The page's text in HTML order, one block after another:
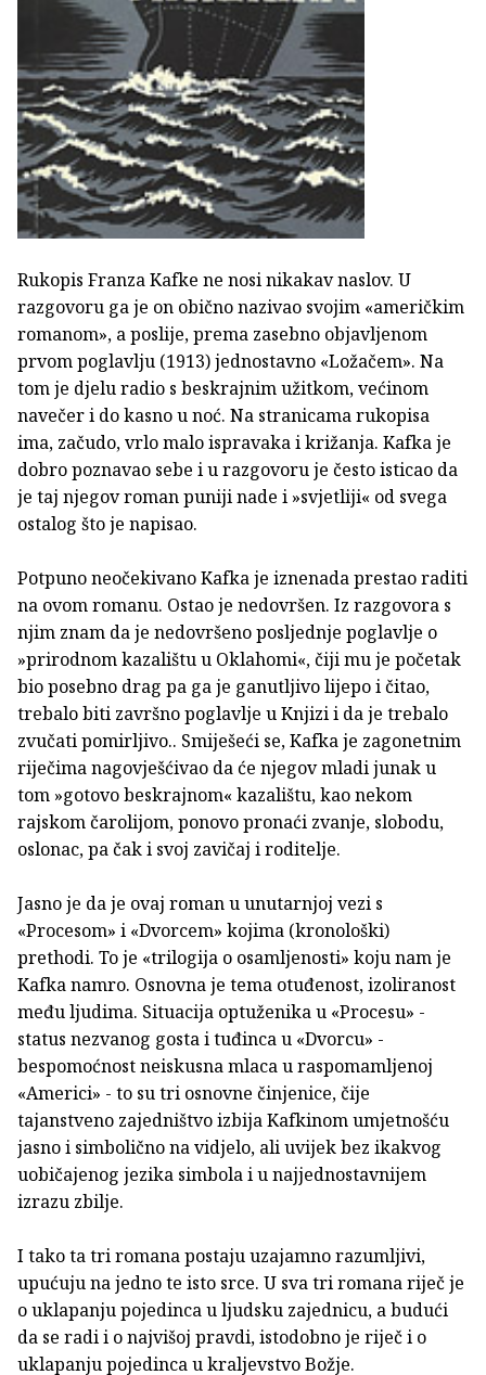
Rukopis Franza Kafke ne nosi nikakav naslov. U
razgovoru ga je on obično nazivao svojim «američkim
romanom», a poslije, prema zasebno objavljenom
prvom poglavlju (1913) jednostavno «Ložačem». Na
tom je djelu radio s beskrajnim užitkom, većinom
navečer i do kasno u noć. Na stranicama rukopisa
ima, začudo, vrlo malo ispravaka i križanja. Kafka je
dobro poznavao sebe i u razgovoru je često isticao da
je taj njegov roman puniji nade i »svjetliji« od svega
ostalog što je napisao.
Potpuno neočekivano Kafka je iznenada prestao raditi
na ovom romanu. Ostao je nedovršen. Iz razgovora s
njim znam da je nedovršeno posljednje poglavlje o
»prirodnom kazalištu u Oklahomi«, čiji mu je početak
bio posebno drag pa ga je ganutljivo lijepo i čitao,
trebalo biti završno poglavlje u Knjizi i da je trebalo
zvučati pomirljivo.. Smiješeći se, Kafka je zagonetnim
riječima nagovješćivao da će njegov mladi junak u
tom »gotovo beskrajnom« kazalištu, kao nekom
rajskom čarolijom, ponovo pronaći zvanje, slobodu,
oslonac, pa čak i svoj zavičaj i roditelje.
Jasno je da je ovaj roman u unutarnjoj vezi s
«Procesom» i «Dvorcem» kojima (kronološki)
prethodi. To je «trilogija o osamljenosti» koju nam je
Kafka namro. Osnovna je tema otuđenost, izoliranost
među ljudima. Situacija optuženika u «Procesu» -
status nezvanog gosta i tuđinca u «Dvorcu» -
bespomoćnost neiskusna mlaca u raspomamljenoj
«Americi» - to su tri osnovne činjenice, čije
tajanstveno zajedništvo izbija Kafkinom umjetnošću
jasno i simbolično na vidjelo, ali uvijek bez ikakvog
uobičajenog jezika simbola i u najjednostavnijem
izrazu zbilje.
I tako ta tri romana postaju uzajamno razumljivi,
upućuju na jedno te isto srce. U sva tri romana riječ je
o uklapanju pojedinca u ljudsku zajednicu, a budući
da se radi i o najvišoj pravdi, istodobno je riječ i o
uklapanju pojedinca u kraljevstvo Božje.